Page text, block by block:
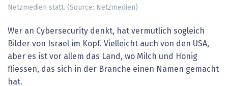
Netzmedien statt. (Source: Netzmedien)
Wer an Cybersecurity denkt, hat vermutlich sogleich
Bilder von Israel im Kopf. Vielleicht auch von den USA,
aber es ist vor allem das Land, wo Milch und Honig
fliessen, das sich in der Branche einen Namen gemacht
hat.